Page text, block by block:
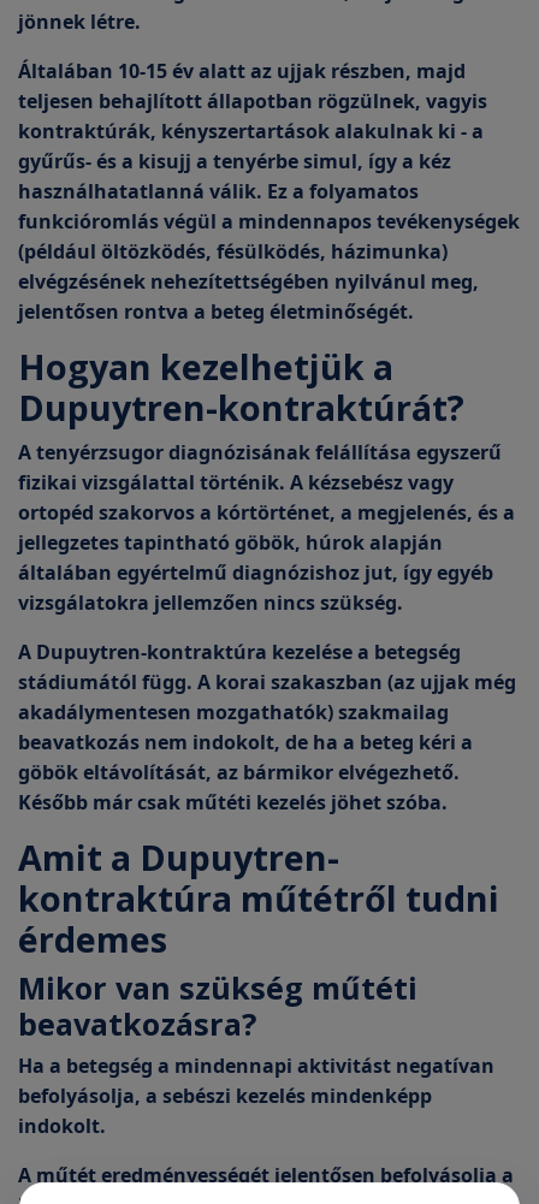
jönnek létre.
Általában 10-15 év alatt az ujjak részben, majd
teljesen behajlított állapotban rögzülnek, vagyis
kontraktúrák, kényszertartások alakulnak ki - a
gyűrűs- és a kisujj a tenyérbe simul, így a kéz
használhatatlanná válik. Ez a folyamatos
funkcióromlás végül a mindennapos tevékenységek
(például öltözködés, fésülködés, házimunka)
elvégzésének nehezítettségében nyilvánul meg,
jelentősen rontva a beteg életminőségét.
Hogyan kezelhetjük a
Dupuytren-kontraktúrát?
A tenyérzsugor diagnózisának felállítása egyszerű
fizikai vizsgálattal történik. A kézsebész vagy
ortopéd szakorvos a kórtörténet, a megjelenés, és a
jellegzetes tapintható göbök, húrokalapján
általában egyértelmű diagnózishoz jut, így egyéb
vizsgálatokra jellemzően nincs szükség.
A Dupuytren-kontraktúra kezelése a betegség
stádiumától függ. A korai szakaszban (az ujjak még
akadálymentesen mozgathatók) szakmailag
beavatkozás nem indokolt, de ha a beteg kéri a
göbök eltávolítását, az bármikor elvégezhető.
Később már csak műtéti kezelés jöhet szóba.
Amit a Dupuytren-
kontraktúra műtétről tudni
érdemes
Mikor van szükség műtéti
beavatkozásra?
Ha a betegség a mindennapi aktivitást negatívan
befolyásolja, a sebészi kezelés mindenképp
indokolt.
A műtét eredményességét jelentősen befolyásolja a